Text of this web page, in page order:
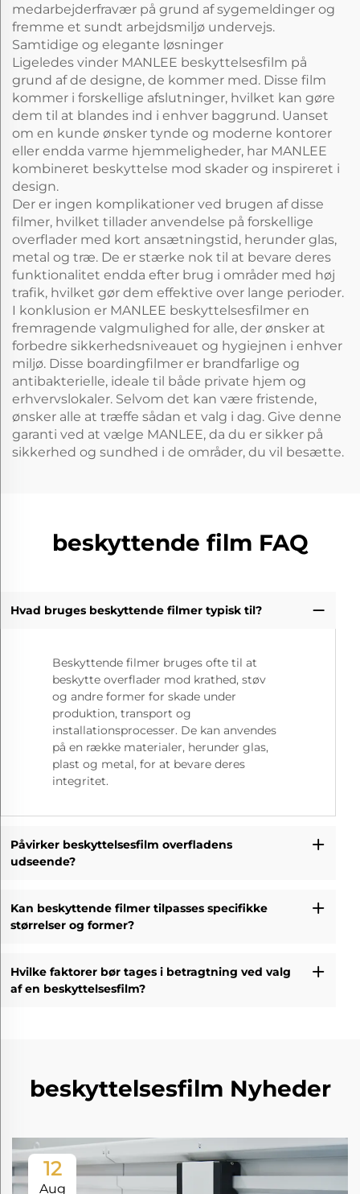
medarbejderfravær på grund af sygemeldinger og
fremme et sundt arbejdsmiljø undervejs.
Samtidige og elegante løsninger
Ligeledes vinder MANLEE beskyttelsesfilm på
grund af de designe, de kommer med. Disse film
kommer i forskellige afslutninger, hvilket kan gøre
dem til at blandes ind i enhver baggrund. Uanset
om en kunde ønsker tynde og moderne kontorer
eller endda varme hjemmeligheder, har MANLEE
kombineret beskyttelse mod skader og inspireret i
design.
Der er ingen komplikationer ved brugen af disse
filmer, hvilket tillader anvendelse på forskellige
overflader med kort ansætningstid, herunder glas,
metal og træ. De er stærke nok til at bevare deres
funktionalitet endda efter brug i områder med høj
trafik, hvilket gør dem effektive over lange perioder.
I konklusion er MANLEE beskyttelsesfilmer en
fremragende valgmulighed for alle, der ønsker at
forbedre sikkerhedsniveauet og hygiejnen i enhver
miljø. Disse boardingfilmer er brandfarlige og
antibakterielle, ideale til både private hjem og
erhvervslokaler. Selvom det kan være fristende,
ønsker alle at træffe sådan et valg i dag. Give denne
garanti ved at vælge MANLEE, da du er sikker på
sikkerhed og sundhed i de områder, du vil besætte.
beskyttende film FAQ
Hvad bruges beskyttende filmer typisk til?
Beskyttende filmer bruges ofte til at
beskytte overflader mod krathed, støv
og andre former for skade under
produktion, transport og
installationsprocesser. De kan anvendes
på en række materialer, herunder glas,
plast og metal, for at bevare deres
integritet.
Påvirker beskyttelsesfilm overfladens
udseende?
Kan beskyttende filmer tilpasses specifikke
størrelser og former?
Hvilke faktorer bør tages i betragtning ved valg
af en beskyttelsesfilm?
beskyttelsesfilm Nyheder
12
Aug